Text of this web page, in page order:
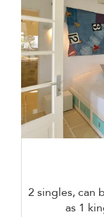
2 singles, can
as 1